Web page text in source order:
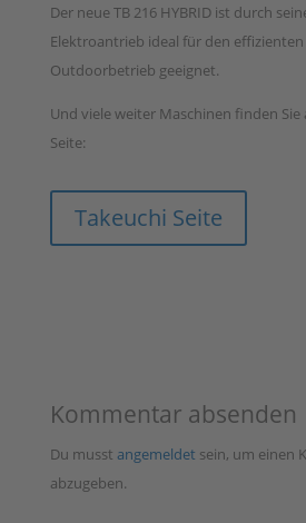
Der neue TB 216 HYBRID ist durch
Elektroantrieb ideal für den
Outdoorbetrieb geeignet.
Und viele weiter Maschinen finden Sie
Seite:
Takeuchi Seite
Kommentar absenden
Du musst angemeldet sein, um einen
abzugeben.